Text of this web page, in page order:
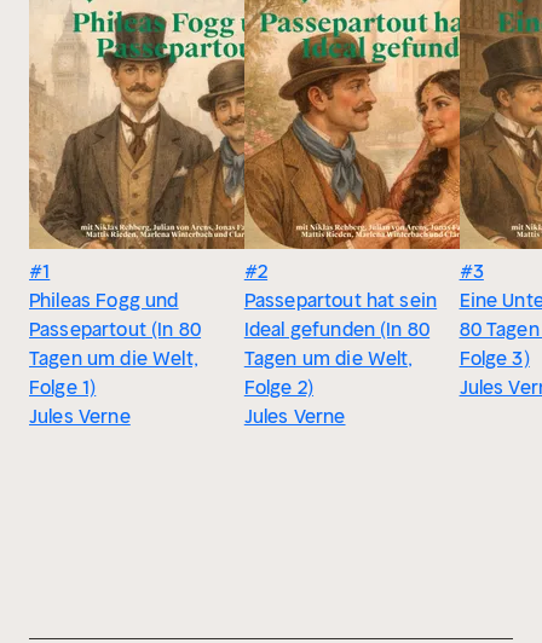
#1
Phileas Fogg und
Passepartout (In 80
Tagen um die Welt,
Folge 1)
Jules Verne
#2
Passepartout hat sein
Ideal gefunden (In 80
Tagen um die Welt,
Folge 2)
Jules Verne
#3
Eine
80
Folge 3)
Jules